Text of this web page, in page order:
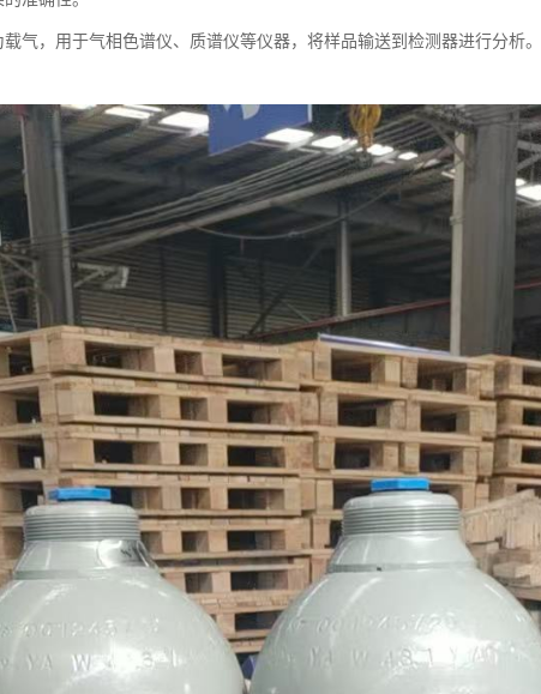
气，用于气相色谱仪、质谱仪等仪器，将样品输送到检测器进行分析